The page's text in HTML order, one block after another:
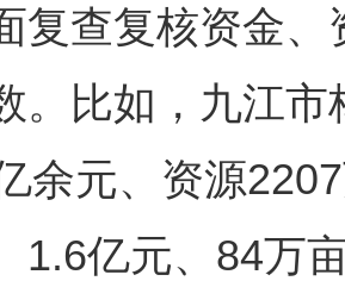
复查复核资金
。比如，九江
余元、资源
1.6亿元、84万